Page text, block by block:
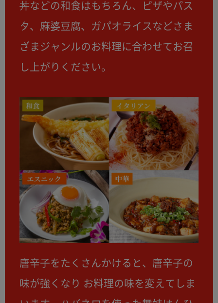
丼などの和食はもちろん、ピザやパス
タ、麻婆豆腐、ガパオライスなどさま
ざまジャンルのお料理に合わせてお召
し上がりください。
唐辛子をたくさんかけると、唐辛子の
味が強くなり お料理の味を変えてしま